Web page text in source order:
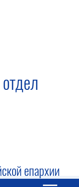
епархии